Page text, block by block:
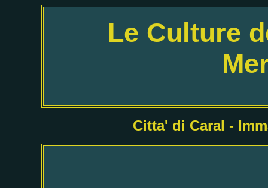
Le Culture
Citta' di Caral -